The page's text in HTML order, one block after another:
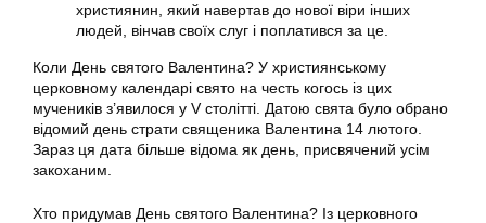
християнин, який навертав до нової віри інших
людей, вінчав своїх слуг і поплатився за це.
Коли День святого Валентина? У християнському
церковному календарі свято на честь когось із цих
мучеників з’явилося у V столітті. Датою свята було обрано
відомий день страти священика Валентина 14 лютого.
Зараз ця дата більше відома як день, присвячений усім
закоханим.
Хто придумав День святого Валентина? Із церковного